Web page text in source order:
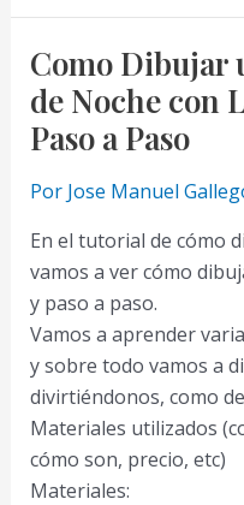
una
Marina
con
Lapiz
muy
Facil
Paso
a
Paso
Como Dibujar
de Noche con
Paso a Paso
Por Jose Manuel
En el tutorial de cómo
vamos a ver cómo
y paso a paso.
Vamos a aprender
y sobre todo vamos a
divirtiéndonos, como
Materiales utilizados
cómo son, precio, etc)
Materiales: